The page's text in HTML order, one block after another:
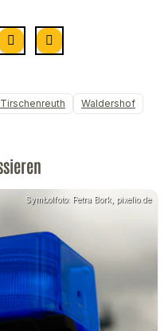
Tirschenreuth Waldershof
Symbolfoto: Petra Bork, pixelio.de